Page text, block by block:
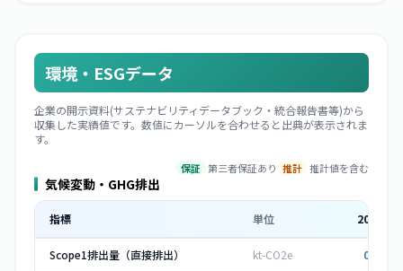
環境・ESGデータ
企業の開示資料(サステナビリティデータブック・統合報告書等)から
収集した実績値です。数値にカーソルを合わせると出典が表示されま
す。
保証 第三者保証あり 推計 推計値を含む
気候変動・GHG排出
指標 単位 2023
Scope1排出量（直接排出） kt-CO2e 0.554